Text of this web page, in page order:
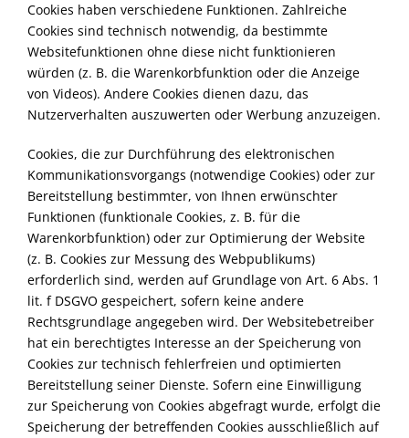
Cookies haben verschiedene Funktionen. Zahlreiche
Cookies sind technisch notwendig, da bestimmte
Websitefunktionen ohne diese nicht funktionieren
würden (z. B. die Warenkorbfunktion oder die Anzeige
von Videos). Andere Cookies dienen dazu, das
Nutzerverhalten auszuwerten oder Werbung anzuzeigen.
Cookies, die zur Durchführung des elektronischen
Kommunikationsvorgangs (notwendige Cookies) oder zur
Bereitstellung bestimmter, von Ihnen erwünschter
Funktionen (funktionale Cookies, z. B. für die
Warenkorbfunktion) oder zur Optimierung der Website
(z. B. Cookies zur Messung des Webpublikums)
erforderlich sind, werden auf Grundlage von Art. 6 Abs. 1
lit. f DSGVO gespeichert, sofern keine andere
Rechtsgrundlage angegeben wird. Der Websitebetreiber
hat ein berechtigtes Interesse an der Speicherung von
Cookies zur technisch fehlerfreien und optimierten
Bereitstellung seiner Dienste. Sofern eine Einwilligung
zur Speicherung von Cookies abgefragt wurde, erfolgt die
Speicherung der betreffenden Cookies ausschließlich auf